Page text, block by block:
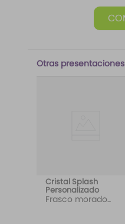
Otras presentaciones
Cristal Splash
Personalizado
Frasco morado